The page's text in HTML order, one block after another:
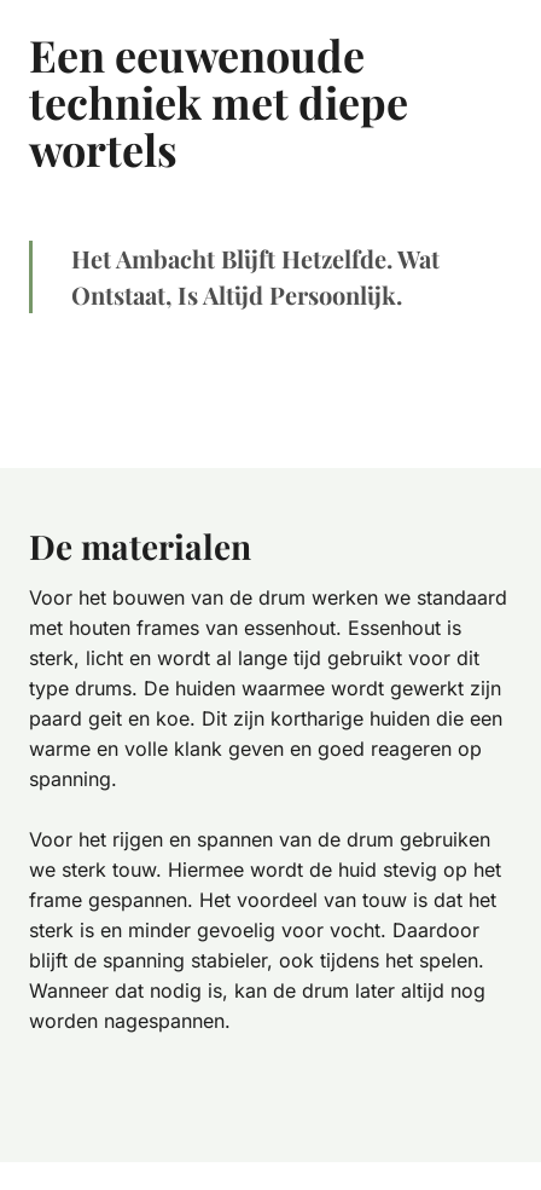
Een eeuwenoude
techniek met diepe
wortels
Het Ambacht Blijft Hetzelfde. Wat
Ontstaat, Is Altijd Persoonlijk.
De materialen
Voor het bouwen van de drum werken we standaard
met houten frames van essenhout. Essenhout is
sterk, licht en wordt al lange tijd gebruikt voor dit
type drums. De huiden waarmee wordt gewerkt zijn
paard geit en koe. Dit zijn kortharige huiden die een
warme en volle klank geven en goed reageren op
spanning.
Voor het rijgen en spannen van de drum gebruiken
we sterk touw. Hiermee wordt de huid stevig op het
frame gespannen. Het voordeel van touw is dat het
sterk is en minder gevoelig voor vocht. Daardoor
blijft de spanning stabieler, ook tijdens het spelen.
Wanneer dat nodig is, kan de drum later altijd nog
worden nagespannen.